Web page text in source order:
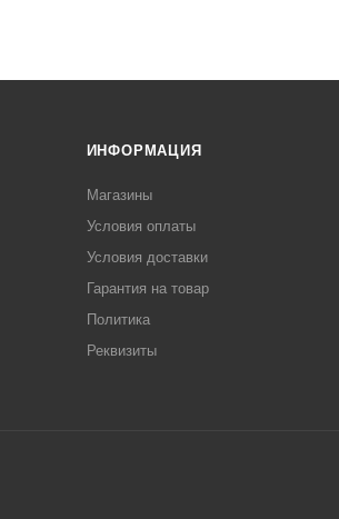
ИНФОРМАЦИЯ
Магазины
Условия оплаты
Условия доставки
Гарантия на товар
Политика
Реквизиты